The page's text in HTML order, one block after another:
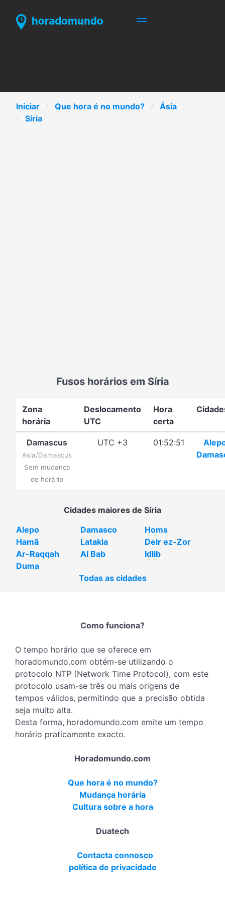
Iniciar Que hora é no mundo?
Ásia
Síria
Fusos horários em Síria
Zona
horária
Deslocamento
UTC
Hora
certa
Damascus
Asia/Damascus
Sem mudança
de horário
UTC +3 01:52:51
Cidades maiores de Síria
Alepo
Damasco
Homs
Hamã
Latakia
Deir ez-Zor
Ar-Raqqah
Al Bab
Idlib
Duma
Todas as cidades
Como funciona?
O tempo horário que se oferece em
horadomundo.com obtém-se utilizando o
protocolo NTP (Network Time Protocol), com este
protocolo usam-se três ou mais origens de
tempos válidos, permitindo que a precisão obtida
seja muito alta.
Desta forma, horadomundo.com emite um tempo
horário praticamente exacto.
Horadomundo.com
Que hora é no mundo?
Mudança horária
Cultura sobre a hora
Duatech
Contacta connosco
política de privacidade